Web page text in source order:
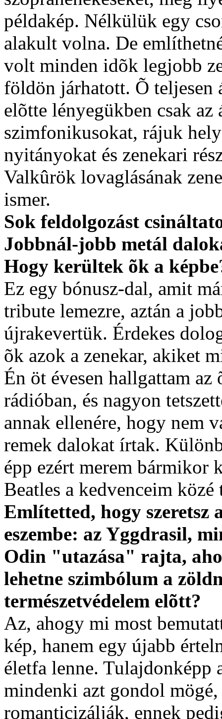
példakép. Nélkülük egy
alakult volna. De
volt minden idõk legjobb
földön járhatott. Õ teljesen
elõtte lényegükben csak
szimfonikusokat, rájuk
nyitányokat és zenekari
Valkûrök lovaglásának
ismer.
Sok feldolgozást
Jobbnál-jobb metál
Hogy kerültek õk a
Ez egy bónusz-dal, amit
tribute lemezre, aztán a
újrakevertük. Érdekes
õk azok a zenekar, akiket
Én öt évesen hallgattam
rádióban, és nagyon
annak ellenére, hogy nem
remek dalokat írtak.
épp ezért merem bármikor
Beatles a kedvenceim
Említetted, hogy
eszembe: az Yggdrasil,
Odin "utazása" rajta,
lehetne szimbólum a
természetvédelem elõtt?
Az, ahogy mi most
kép, hanem egy újabb
életfa lenne. Tulajdonképp
mindenki azt gondol
romanticizálják, ennek